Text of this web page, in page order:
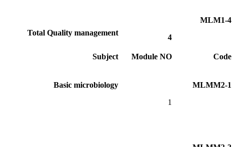
MLM1-4
4
Total Quality management
Code
Module NO
Subject
MLMM2-1
1
Basic microbiology